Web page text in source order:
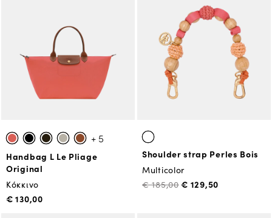
+ 5
Handbag L Le Pliage
Original
Κόκκινο
€ 130,00
Shoulder strap Perles Bois
Multicolor
€ 185,00€ 129,50